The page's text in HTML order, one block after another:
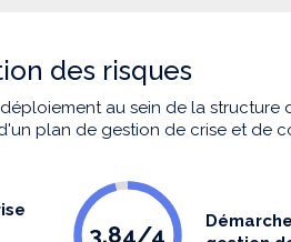
des risques
au sein de la structure
plan de gestion de crise et de
3.84/4